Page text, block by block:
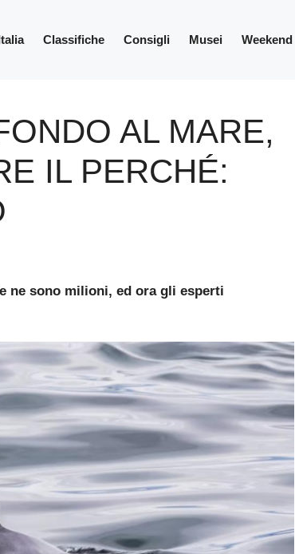
Classifiche Consigli Musei Weekend
AL MARE,
IL PERCHÉ:
ne sono milioni, ed ora gli esperti